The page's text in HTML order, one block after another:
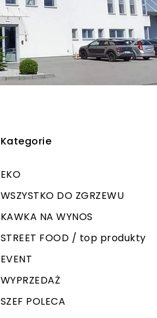
Kategorie
EKO
WSZYSTKO DO ZGRZEWU
KAWKA NA WYNOS
STREET FOOD / top produkty
EVENT
WYPRZEDAŻ
SZEF POLECA